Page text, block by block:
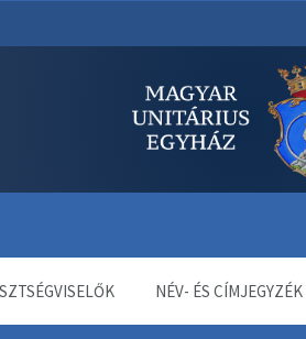
NÉV- ÉS CÍMJEGYZÉK